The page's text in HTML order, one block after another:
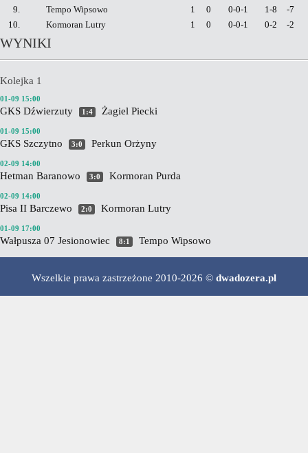
9.
Tempo Wipsowo 1 0 0-0-1 1-8
-7
10.
Kormoran Lutry 1 0 0-0-1 0-2 -2
WYNIKI
Kolejka 1
01-09 15:00
GKS Dźwierzuty 1:4 Żagiel Piecki
01-09 15:00
GKS Szczytno 3:0 Perkun Orżyny
02-09 14:00
Hetman Baranowo 3:0 Kormoran Purda
02-09 14:00
Pisa II Barczewo 2:0 Kormoran Lutry
01-09 17:00
Wałpusza 07 Jesionowiec 8:1 Tempo Wipsowo
Wszelkie prawa zastrzeżone 2010-2026 © dwadozera.pl